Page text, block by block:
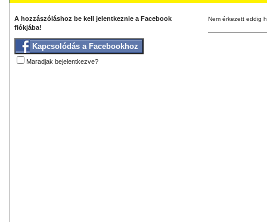
A hozzászóláshoz be kell jelentkeznie a Facebook
fiókjába!
Kapcsolódás a Facebookhoz
Maradjak bejelentkezve?
Nem érkezett eddig